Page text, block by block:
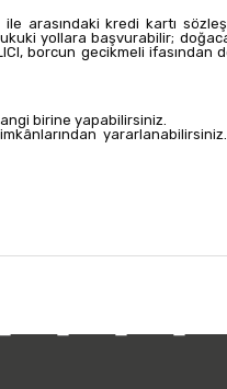
arasındaki kredi kartı
yollara başvurabilir;
borcun gecikmeli ifasından
birine yapabilirsiniz.